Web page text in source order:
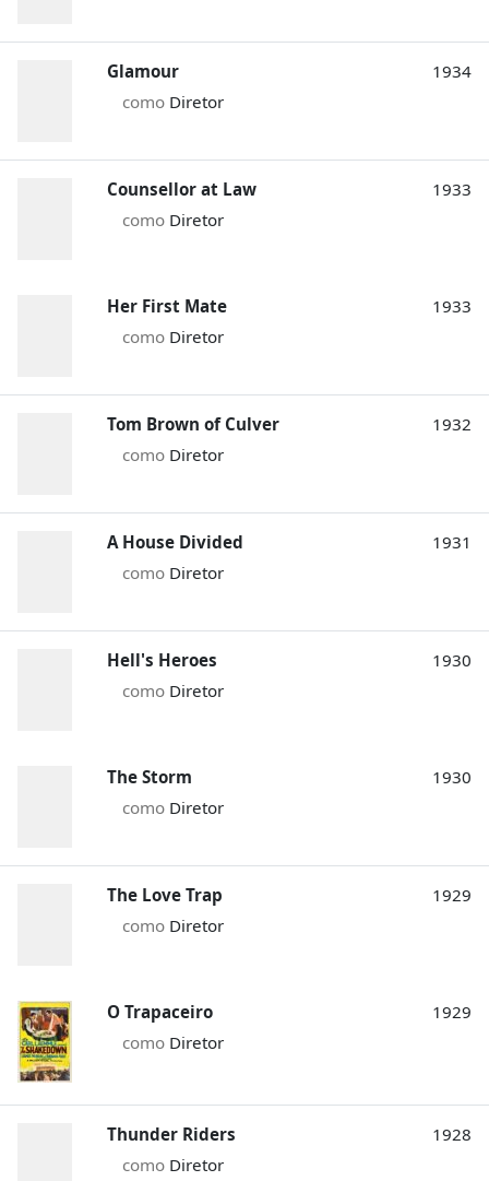
Glamour
como Diretor
1934
Counsellor at Law
como Diretor
1933
Her First Mate
como Diretor
1933
Tom Brown of Culver
como Diretor
1932
A House Divided
como Diretor
1931
Hell's Heroes
como Diretor
1930
The Storm
como Diretor
1930
The Love Trap
como Diretor
1929
O Trapaceiro
como Diretor
1929
Thunder Riders
como Diretor
1928